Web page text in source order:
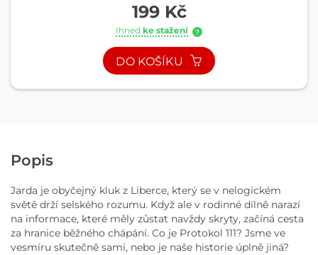
199 Kč
Ihned ke stažení ?
DO KOŠÍKU
Popis
Jarda je obyčejný kluk z Liberce, který se v nelogickém
světě drží selského rozumu. Když ale v rodinné dílně narazí
na informace, které měly zůstat navždy skryty, začíná cesta
za hranice běžného chápání. Co je Protokol 111? Jsme ve
vesmíru skutečně sami, nebo je naše historie úplně jiná?